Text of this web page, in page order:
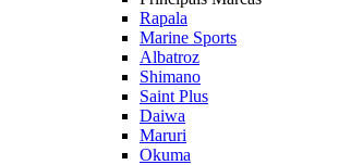
Rapala
Marine Sports
Albatroz
Shimano
Saint Plus
Daiwa
Maruri
Okuma